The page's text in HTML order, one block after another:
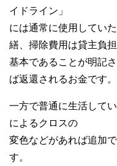
イドライン」
には通常に使用してい
繕、掃除費用は貸主負
基本であることが明記
ば返還されるお金です。
一方で普通に生活して
によるクロスの
変色などがあれば追加
す。